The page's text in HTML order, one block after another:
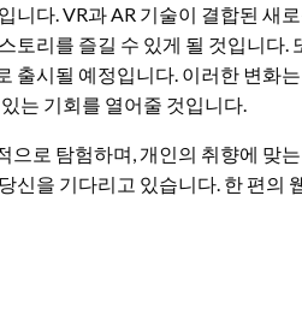
니다. VR과 AR 기술이 결합된 새
토리를 즐길 수 있게 될 것입니다.
출시될 예정입니다. 이러한 변화
는 기회를 열어줄 것입니다.
로 탐험하며, 개인의 취향에 맞
신을 기다리고 있습니다. 한 편의